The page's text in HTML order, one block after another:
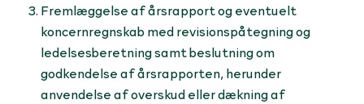
Fremlæggelse af årsrapport og eventuelt
koncernregnskab med revisionspåtegning og
ledelsesbe­retning samt beslutning om
godkendelse af årsrapporten, herunder
anvendelse af overskud eller dæk­ning af